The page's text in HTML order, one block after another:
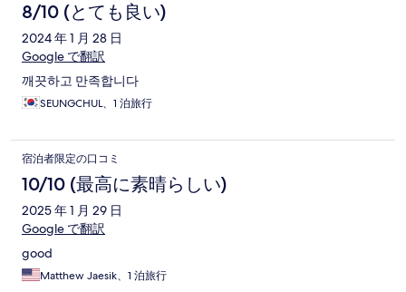
8/10 (とても良い)
2024 年 1 月 28 日
Google で翻訳
깨끗하고 만족합니다
SEUNGCHUL、1 泊旅行
宿泊者限定の口コミ
10/10 (最高に素晴らしい)
2025 年 1 月 29 日
Google で翻訳
good
Matthew Jaesik、1 泊旅行